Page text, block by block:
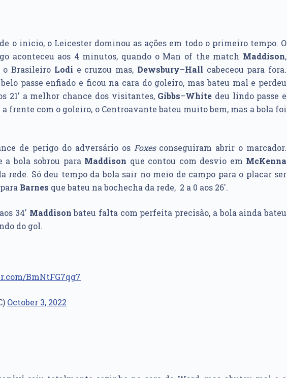
o inicio, o Leicester dominou as ações em todo o primeiro tempo. O
aconteceu aos 4 minutos, quando o Man of the match Maddison,
Brasileiro Lodi e cruzou mas, Dewsbury–Hall cabeceou para fora.
passe enfiado e ficou na cara do goleiro, mas bateu mal e perdeu
21′ a melhor chance dos visitantes, Gibbs–White deu lindo passe e
frente com o goleiro, o Centroavante bateu muito bem, mas a bola foi
de perigo do adversário os Foxesconseguiram abrir o marcador.
a bola sobrou para Maddison que contou com desvio em McKenna
rede. Só deu tempo da bola sair no meio de campo para o placar ser
Barnes que bateu na bochecha da rede, 2 a 0 aos 26′.
34′ Maddisonbateu falta com perfeita precisão, a bola ainda bateu
do gol.
BmNtFG7qg7
October 3, 2022